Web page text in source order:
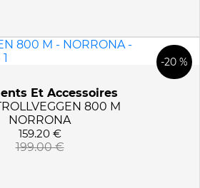
-20 %
Et Accessoires
800 M
NORRONA
159.20 €
199.00 €